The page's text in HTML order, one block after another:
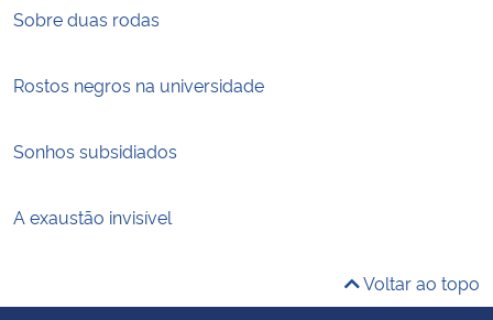
Sobre duas rodas
Rostos negros na universidade
Sonhos subsidiados
A exaustão invisível
Voltar ao topo